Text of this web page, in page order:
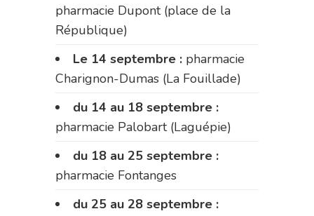
pharmacie Dupont (place de la
République)
Le 14 septembre : pharmacie
Charignon-Dumas (La Fouillade)
du 14 au 18 septembre :
pharmacie Palobart (Laguépie)
du 18 au 25 septembre :
pharmacie Fontanges
du 25 au 28 septembre :